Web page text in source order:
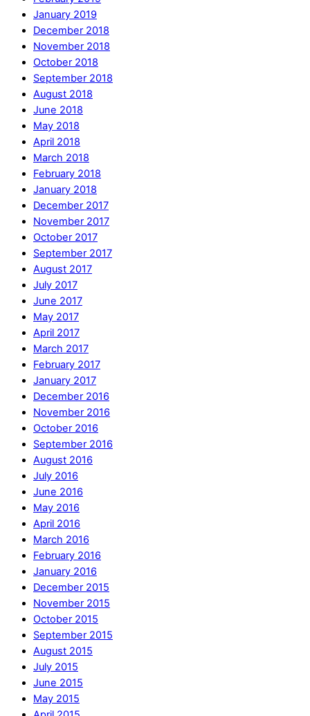
January 2019
December 2018
November 2018
October 2018
September 2018
August 2018
June 2018
May 2018
April 2018
March 2018
February 2018
January 2018
December 2017
November 2017
October 2017
September 2017
August 2017
July 2017
June 2017
May 2017
April 2017
March 2017
February 2017
January 2017
December 2016
November 2016
October 2016
September 2016
August 2016
July 2016
June 2016
May 2016
April 2016
March 2016
February 2016
January 2016
December 2015
November 2015
October 2015
September 2015
August 2015
July 2015
June 2015
May 2015